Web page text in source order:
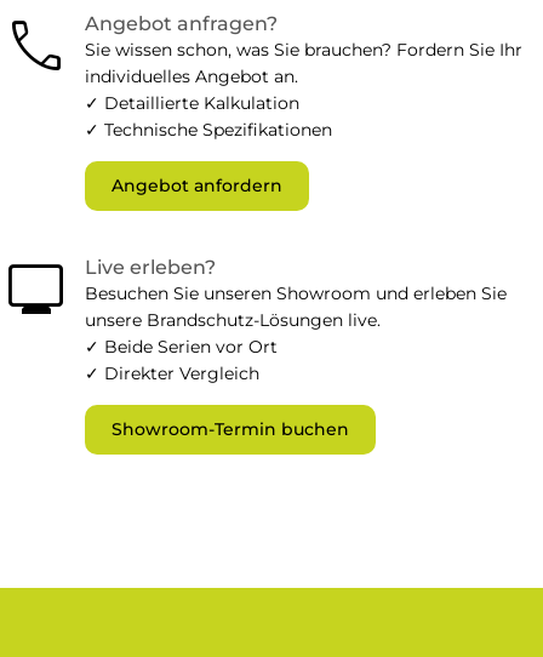
call Angebot anfragen?
Sie wissen schon, was Sie brauchen? Fordern Sie Ihr
individuelles Angebot an.
✓ Detaillierte Kalkulation
✓ Technische Spezifikationen
Angebot anfordern
monitor Live erleben?
Besuchen Sie unseren Showroom und erleben Sie
unsere Brandschutz-Lösungen live.
✓ Beide Serien vor Ort
✓ Direkter Vergleich
Showroom-Termin buchen